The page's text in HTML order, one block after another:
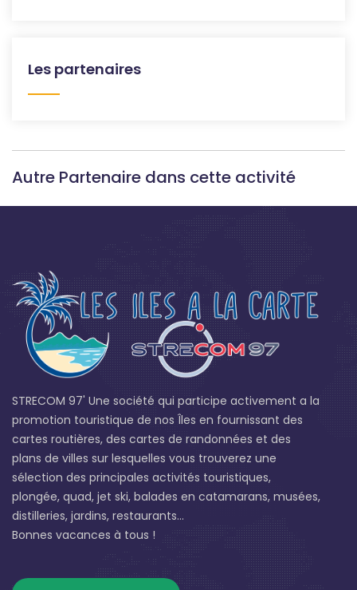
Les partenaires
Autre Partenaire dans cette activité
STRECOM 97' Une société qui participe activement a la
promotion touristique de nos Îles en fournissant des
cartes routières, des cartes de randonnées et des
plans de villes sur lesquelles vous trouverez une
sélection des principales activités touristiques,
plongée, quad, jet ski, balades en catamarans, musées,
distilleries, jardins, restaurants...
Bonnes vacances à tous !